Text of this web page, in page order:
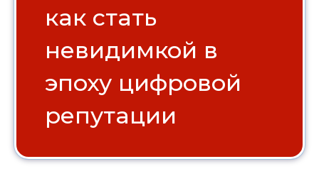
как стать
невидимкой в
эпоху цифровой
репутации